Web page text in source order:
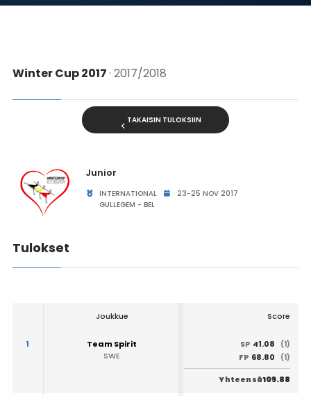
Winter Cup 2017· 2017/2018
TAKAISIN TULOKSIIN
Junior
INTERNATIONAL
23-25 NOV 2017
GULLEGEM - BEL
Tulokset
Joukkue Score
1
Team Spirit
SWE
SP 41.08
(1)
FP 68.80 (1)
Yhteensä109.88